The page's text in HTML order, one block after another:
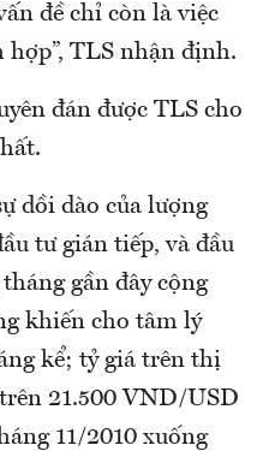
đề chỉ còn là việc
TLS nhận định.
đán được TLS cho
dồi dào của lượng
tư gián tiếp, và đầu
gần đây cộng
khiến cho tâm lý
kể; tỷ giá trên thị
21.500 VND/USD
11/2010 xuống